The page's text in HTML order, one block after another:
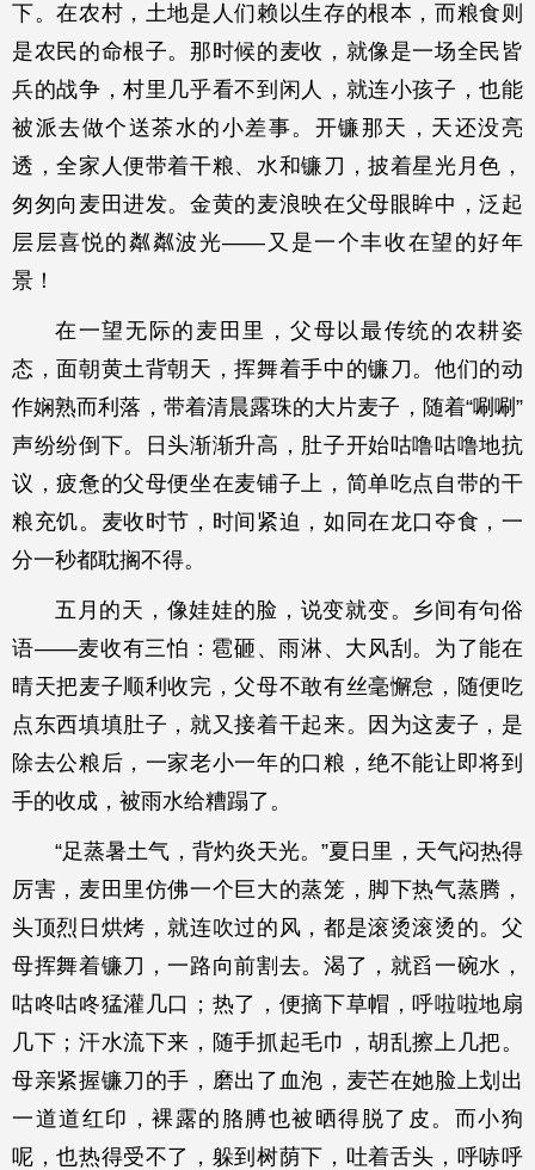
下。在农村，土地是人们赖以生存的根本，而粮食则
是农民的命根子。那时候的麦收，就像是一场全民皆
兵的战争，村里几乎看不到闲人，就连小孩子，也能
被派去做个送茶水的小差事。开镰那天，天还没亮
透，全家人便带着干粮、水和镰刀，披着星光月色，
匆匆向麦田进发。金黄的麦浪映在父母眼眸中，泛起
层层喜悦的粼粼波光——又是一个丰收在望的好年
景！
在一望无际的麦田里，父母以最传统的农耕姿
态，面朝黄土背朝天，挥舞着手中的镰刀。他们的动
作娴熟而利落，带着清晨露珠的大片麦子，随着“唰唰”
声纷纷倒下。日头渐渐升高，肚子开始咕噜咕噜地抗
议，疲惫的父母便坐在麦铺子上，简单吃点自带的干
粮充饥。麦收时节，时间紧迫，如同在龙口夺食，一
分一秒都耽搁不得。
五月的天，像娃娃的脸，说变就变。乡间有句俗
语——麦收有三怕：雹砸、雨淋、大风刮。为了能在
晴天把麦子顺利收完，父母不敢有丝毫懈怠，随便吃
点东西填填肚子，就又接着干起来。因为这麦子，是
除去公粮后，一家老小一年的口粮，绝不能让即将到
手的收成，被雨水给糟蹋了。
“足蒸暑土气，背灼炎天光。”夏日里，天气闷热得
厉害，麦田里仿佛一个巨大的蒸笼，脚下热气蒸腾，
头顶烈日烘烤，就连吹过的风，都是滚烫滚烫的。父
母挥舞着镰刀，一路向前割去。渴了，就舀一碗水，
咕咚咕咚猛灌几口；热了，便摘下草帽，呼啦啦地扇
几下；汗水流下来，随手抓起毛巾，胡乱擦上几把。
母亲紧握镰刀的手，磨出了血泡，麦芒在她脸上划出
一道道红印，裸露的胳膊也被晒得脱了皮。而小狗
呢，也热得受不了，躲到树荫下，吐着舌头，呼哧呼